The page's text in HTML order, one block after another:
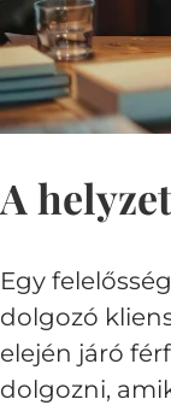
A helyzet
Egy
dolgozó
elején járó
dolgozni,